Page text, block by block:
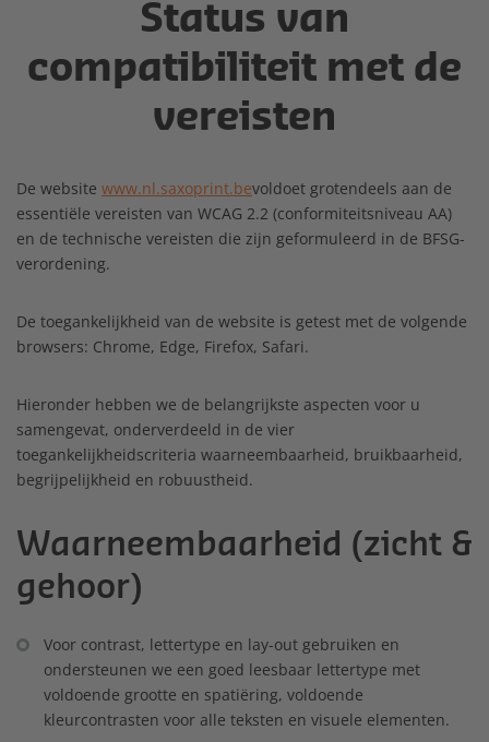
Status van
compatibiliteit met de
vereisten
De website www.nl.saxoprint.bevoldoet grotendeels aan de
essentiële vereisten van WCAG 2.2 (conformiteitsniveau AA)
en de technische vereisten die zijn geformuleerd in de BFSG-
verordening.
De toegankelijkheid van de website is getest met de volgende
browsers: Chrome, Edge, Firefox, Safari.
Hieronder hebben we de belangrijkste aspecten voor u
samengevat, onderverdeeld in de vier
toegankelijkheidscriteria waarneembaarheid, bruikbaarheid,
begrijpelijkheid en robuustheid.
Waarneembaarheid (zicht &
gehoor)
Voor contrast, lettertype en lay-out gebruiken en
ondersteunen we een goed leesbaar lettertype met
voldoende grootte en spatiëring, voldoende
kleurcontrasten voor alle teksten en visuele elementen.